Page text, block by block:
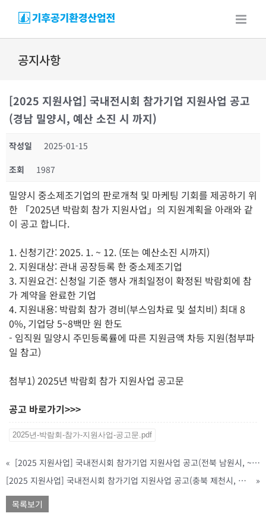
content
공지사항
[2025 지원사업] 국내전시회 참가기업 지원사업 공고
(경남 밀양시, 예산 소진 시 까지)
작성일
2025-01-15
조회
1987
밀양시 중소제조기업의 판로개척 및 마케팅 기회를 제공하기 위
한 「2025년 박람회 참가 지원사업」의 지원계획을 아래와 같
이 공고 합니다.
1. 신청기간: 2025. 1. ~ 12. (또는 예산소진 시까지)
2. 지원대상: 관내 공장등록 한 중소제조기업
3. 지원요건: 신청일 기준 행사 개최일정이 확정된 박람회에 참
가 계약을 완료한 기업
4. 지원내용: 박람회 참가 경비(부스임차료 및 설치비) 최대 8
0%, 기업당 5~8백만 원 한도
- 임직원 밀양시 주민등록률에 따른 지원금액 차등 지원(첨부파
일 참고)
첨부1) 2025년 박람회 참가 지원사업 공고문
공고 바로가기>>>
2025년-박람회-참가-지원사업-공고문.pdf
«
[2025 지원사업] 국내전시회 참가기업 지원사업 공고(전북 남원시, ~1/24까지)
[2025 지원사업] 국내전시회 참가기업 지원사업 공고(충북 제천시, 예산 소진 시 까지)
»
목록보기